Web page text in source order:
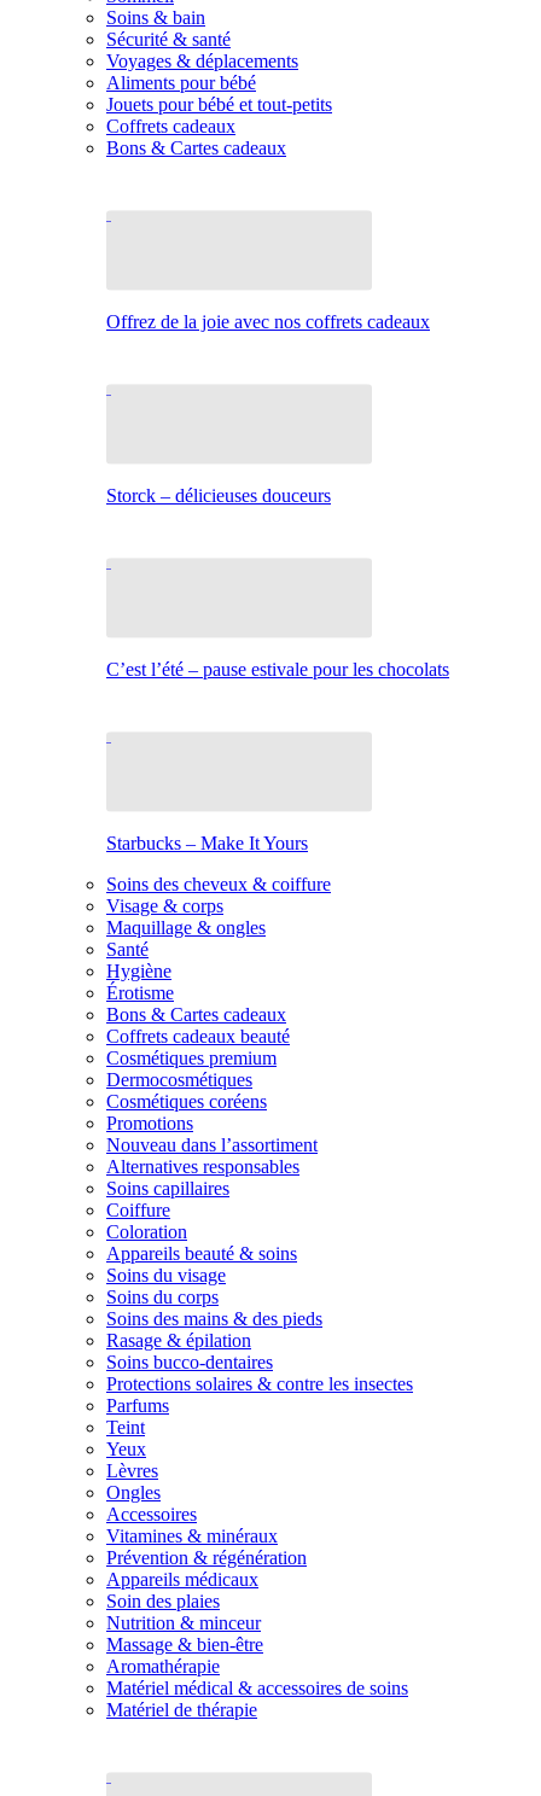
Soins & bain
Sécurité & santé
Voyages & déplacements
Aliments pour bébé
Jouets pour bébé et tout-petits
Coffrets cadeaux
Bons & Cartes cadeaux
Offrez de la joie avec nos coffrets cadeaux
Storck – délicieuses douceurs
C’est l’été – pause estivale pour les chocolats
Starbucks – Make It Yours
Soins des cheveux & coiffure
Visage & corps
Maquillage & ongles
Santé
Hygiène
Érotisme
Bons & Cartes cadeaux
Coffrets cadeaux beauté
Cosmétiques premium
Dermocosmétiques
Cosmétiques coréens
Promotions
Nouveau dans l’assortiment
Alternatives responsables
Soins capillaires
Coiffure
Coloration
Appareils beauté & soins
Soins du visage
Soins du corps
Soins des mains & des pieds
Rasage & épilation
Soins bucco-dentaires
Protections solaires & contre les insectes
Parfums
Teint
Yeux
Lèvres
Ongles
Accessoires
Vitamines & minéraux
Prévention & régénération
Appareils médicaux
Soin des plaies
Nutrition & minceur
Massage & bien-être
Aromathérapie
Matériel médical & accessoires de soins
Matériel de thérapie